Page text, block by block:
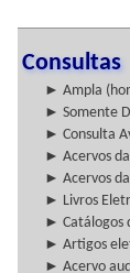
Consultas
► Ampla
► Somente
► Consulta
► Acervos
► Acervos
► Livros
► Catálogos
► Artigos
► Acervo